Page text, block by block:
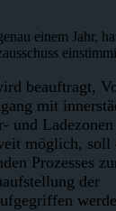
einem Jahr,
beauftragt,
mit
und Ladezonen
möglich, soll
Prozesses
der